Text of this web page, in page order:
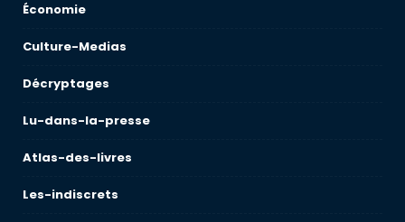
Économie
Culture-Medias
Décryptages
Lu-dans-la-presse
Atlas-des-livres
Les-indiscrets